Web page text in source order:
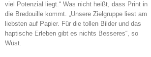
viel Potenzial liegt.“ Was nicht heißt, dass Print in
die Bredouille kommt. „Unsere Zielgruppe liest am
liebsten auf Papier. Für die tollen Bilder und das
haptische Erleben gibt es nichts Besseres“, so
Wüst.